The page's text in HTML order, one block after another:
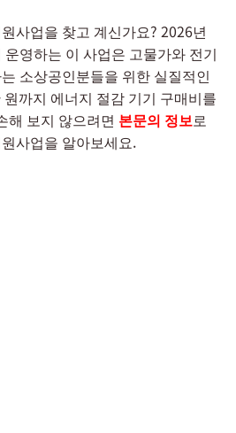
사업을 찾고 계신가요? 2026년
영하는 이 사업은 고물가와 전기
소상공인분들을 위한 실질적인
까지 에너지 절감 기기 구매비를
해 보지 않으려면 본문의 정보로
사업을 알아보세요.